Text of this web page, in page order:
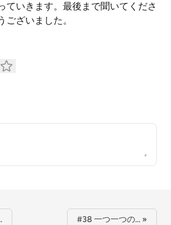
ていきます。最後まで聞いてくださ
ございました。
#38 一つ一つの… »